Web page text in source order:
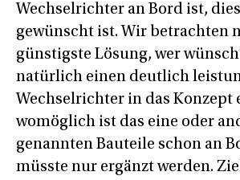
Wechselrichter an Bord ist,
gewünscht ist. Wir betrachten
günstigste Lösung, wer
natürlich einen deutlich
Wechselrichter in das Konzept
womöglich ist das eine oder
genannten Bauteile schon an
müsste nur ergänzt werden.